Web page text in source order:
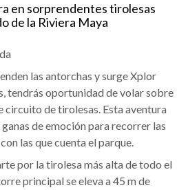
en sorprendentes tirolesas
de la Riviera Maya
las antorchas y surge Xplor
tendrás oportunidad de volar sobre
circuito de tirolesas. Esta aventura
de emoción para recorrer las
las que cuenta el parque.
por la tirolesa más alta de todo el
principal se eleva a 45 m de